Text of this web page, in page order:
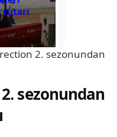
tutarı
2. sezonundan
sezonundan